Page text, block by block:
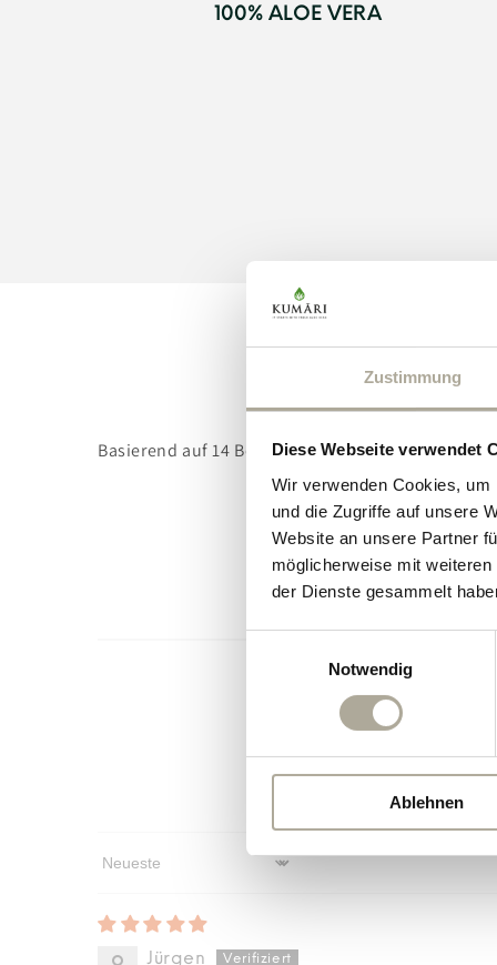
Zustimmung
Diese Webseite verwendet
Wir verwenden Cookies,
und die Zugriffe auf unsere
Website an unsere Partner
möglicherweise mit
der Dienste gesammelt
Notwendig
Ablehnen
100% ALOE VERA
Basierend auf 14 Bewertungen
Sort by
Jürgen